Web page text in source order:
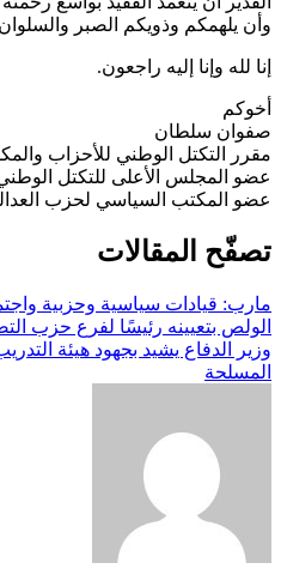
وأن يلهمكم وذويكم الصبر
إنا لله وإنا إليه راجعون.
أخوكم
صفوان سلطان
مقرر التكتل الوطني للأحزاب
عضو المجلس الأعلى للتكتل
عضو المكتب السياسي لحزب العدالة
تصفّح المقالات
مارب: قيادات سياسية وحزبية
الولص بتعيينه رئيسًا لفرع حزب
وزير الدفاع يشيد بجهود هيئة
المسلحة